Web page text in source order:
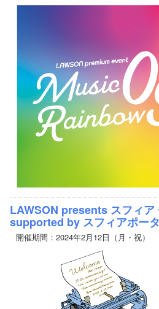
LAWSON presents スフィア
supported by スフィアポー
開催期間：2024年2月12日（月・祝）